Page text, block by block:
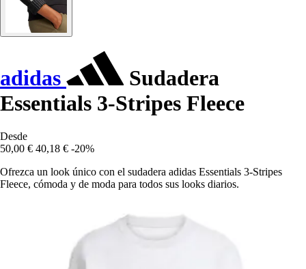
adidas
Sudadera
Essentials 3-Stripes Fleece
Desde
50,00 € 40,18 € -20%
Ofrezca un look único con el sudadera adidas Essentials 3-Stripes
Fleece, cómoda y de moda para todos sus looks diarios.